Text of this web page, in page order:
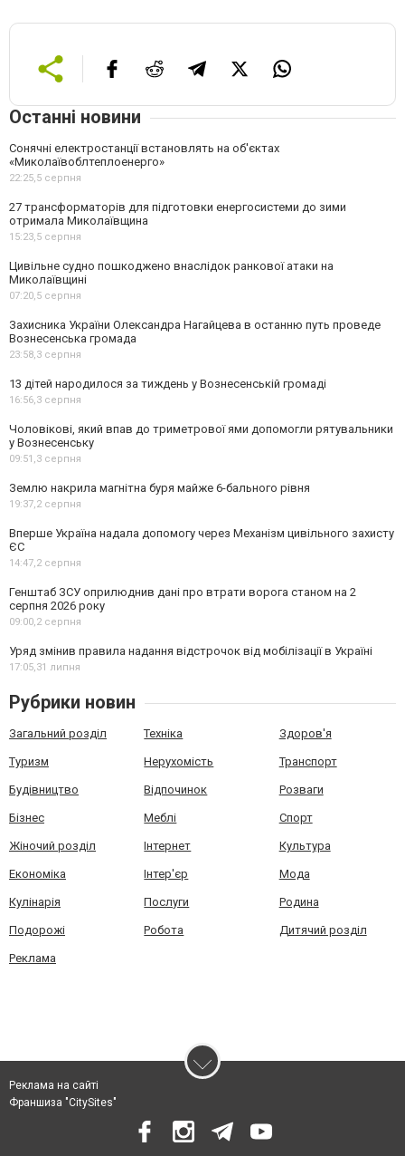
Останні новини
Сонячні електростанції встановлять на об'єктах
«Миколаївоблтеплоенерго»
22:25,5 серпня
27 трансформаторів для підготовки енергосистеми до зими
отримала Миколаївщина
15:23,5 серпня
Цивільне судно пошкоджено внаслідок ранкової атаки на
Миколаївщині
07:20,5 серпня
Захисника України Олександра Нагайцева в останню путь проведе
Вознесенська громада
23:58,3 серпня
13 дітей народилося за тиждень у Вознесенській громаді
16:56,3 серпня
Чоловікові, який впав до триметрової ями допомогли рятувальники
у Вознесенську
09:51,3 серпня
Землю накрила магнітна буря майже 6-бального рівня
19:37,2 серпня
Вперше Україна надала допомогу через Механізм цивільного захисту
ЄС
14:47,2 серпня
Генштаб ЗСУ оприлюднив дані про втрати ворога станом на 2
серпня 2026 року
09:00,2 серпня
Уряд змінив правила надання відстрочок від мобілізації в Україні
17:05,31 липня
Рубрики новин
Загальний розділ Техніка Здоров'я
Туризм Нерухомість Транспорт
Будівництво Відпочинок Розваги
Бізнес Меблі Спорт
Жіночий розділ Інтернет Культура
Економіка Інтер'єр Мода
Кулінарія Послуги Родина
Подорожі Робота Дитячий розділ
Реклама
Реклама на сайті
Франшиза "CitySites"